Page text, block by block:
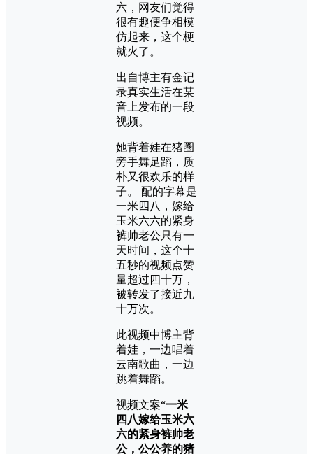
六，网友们觉得
很有趣便争相模
仿起来，这个梗
就火了。
出自博主有金记
录真实生活在某
音上发布的一段
视频。
她背着娃在猪圈
旁手舞足蹈，质
朴又很欢乐的样
子。 配的字幕是
一米四八，嫁给
玉米六六的紧身
裤帅老公只有一
天时间，这个十
五秒的视频点赞
量超过四十万，
被转发了接近九
十万次。
此视频中博主背
着娃，一边唱着
云南歌曲，一边
跳着舞蹈。
视频文案“一米
四八嫁给玉米六
六的紧身裤帅老
公，公公养的猪